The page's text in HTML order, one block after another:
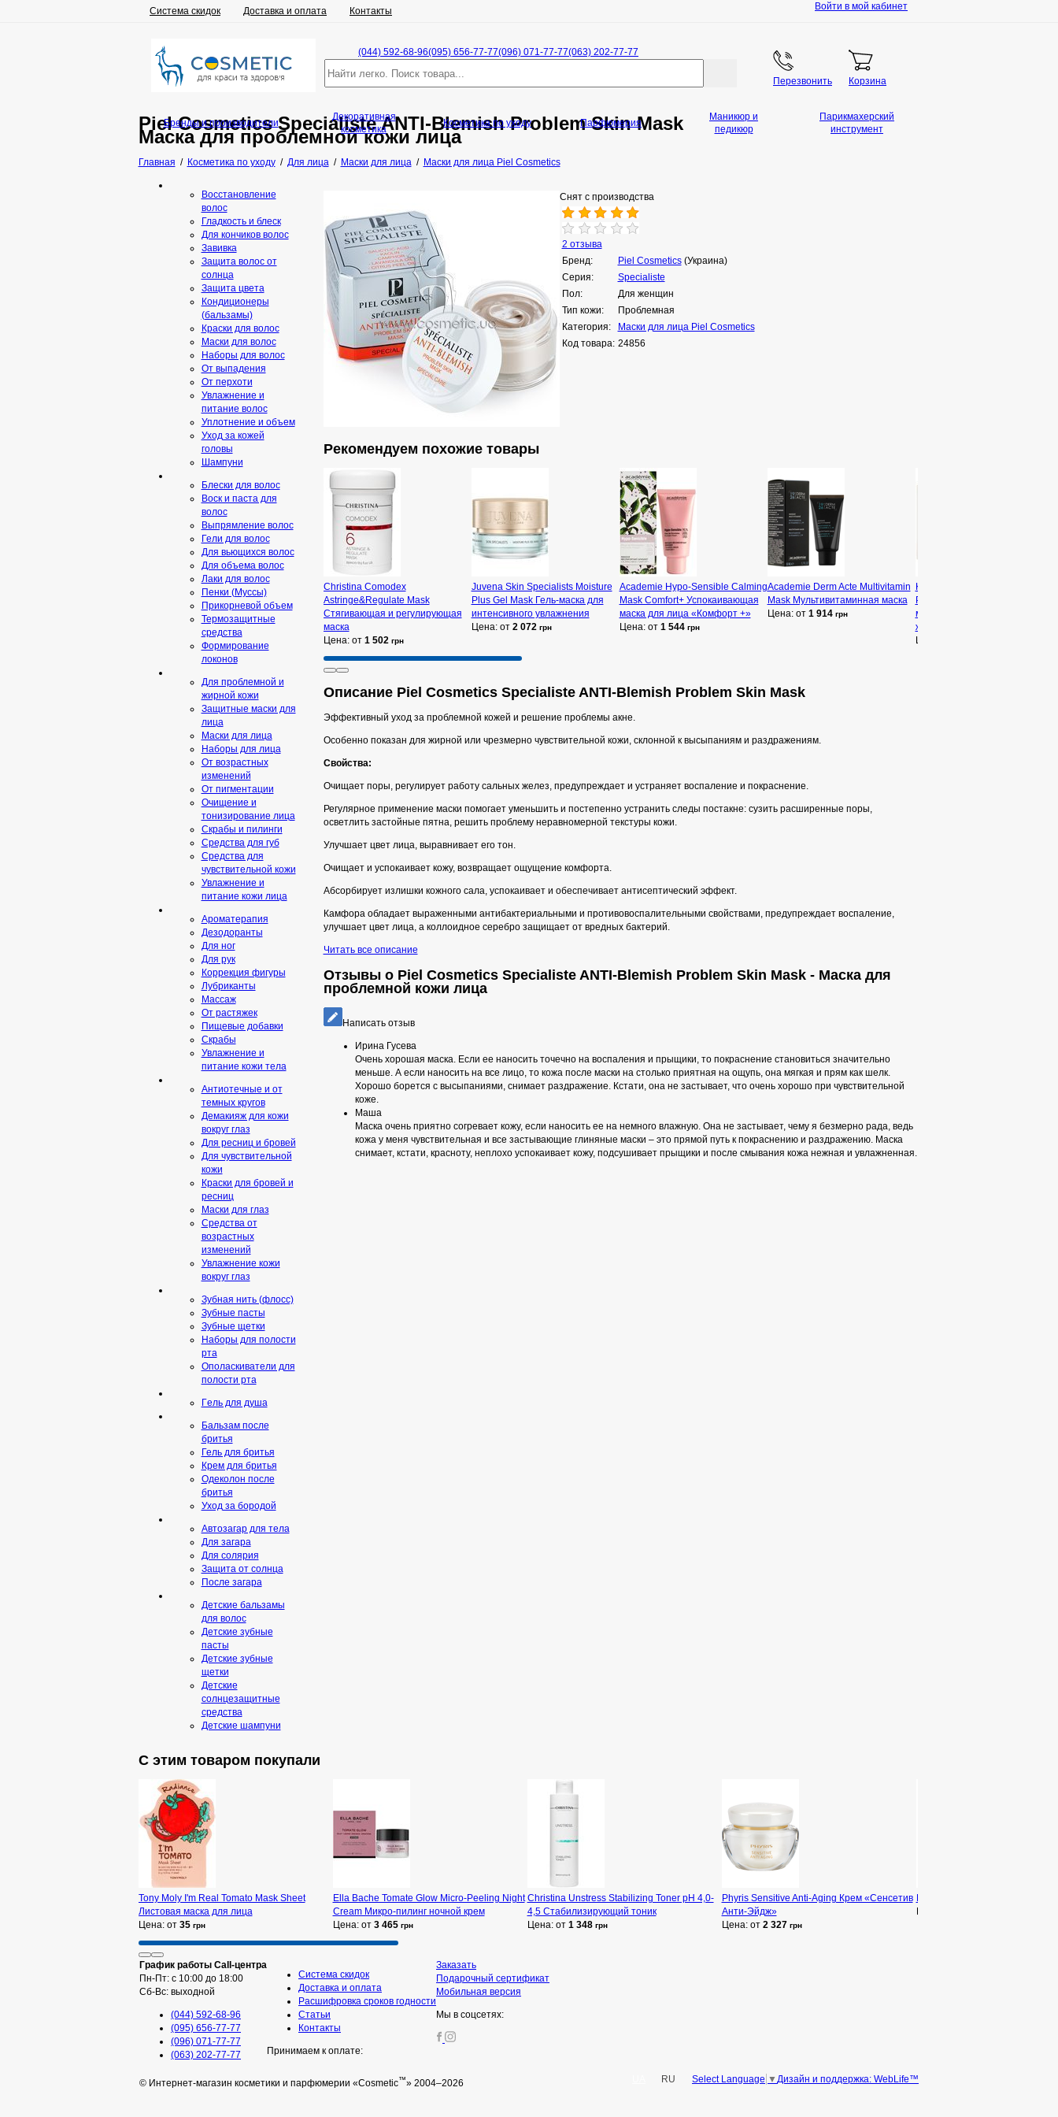
Система скидок Доставка и оплата Контакты Войти в мой кабинет
(044) 592-68-96(095) 656-77-77(096) 071-77-77(063) 202-77-77
Перезвонить Корзина
Piel Cosmetics Specialiste ANTI-Blemish Problem Skin Mask
Маска для проблемной кожи лица
Главная / Косметика по уходу/ Для лица/ Маски для лица/ Маски для лица Piel Cosmetics
Снят с производства
2 отзыва
Бренд:
Piel Cosmetics(Украина)
Серия:
Specialistе
Пол:
Для женщин
Тип кожи:
Проблемная
Категория:
Маски для лица Piel Cosmetics
Код товара: 24856
Рекомендуем похожие товары
Christina Comodex
Astringe&Regulate Mask
Стягивающая и регулирующая
маска
Цена: от 1 502 грн
Juvena Skin Specialists Moisture
Plus Gel Mask Гель-маска для
интенсивного увлажнения
Цена: от 2 072 грн
Academie Hypo-Sensible Calming
Mask Comfort+ Успокаивающая
маска для лица «Комфорт +»
Цена: от 1 544 грн
Academie Derm Acte Multivitamin
Mask Мультивитаминная маска
Цена: от 1 914 грн
Keenwell Biopure Deep-Acting
Purifying Mask Очищающая
маска глубокого действия для
жирной кожи
Цена: от
Описание Piel Cosmetics Specialiste ANTI-Blemish Problem Skin Mask
Эффективный уход за проблемной кожей и решение проблемы акне.
Особенно показан для жирной или чрезмерно чувствительной кожи, склонной к высыпаниям и раздражениям.
Свойства:
Очищает поры, регулирует работу сальных желез, предупреждает и устраняет воспаление и покраснение.
Регулярное применение маски помогает уменьшить и постепенно устранить следы постакне: сузить расширенные поры,
осветлить застойные пятна, решить проблему неравномерной текстуры кожи.
Улучшает цвет лица, выравнивает его тон.
Очищает и успокаивает кожу, возвращает ощущение комфорта.
Абсорбирует излишки кожного сала, успокаивает и обеспечивает антисептический эффект.
Камфора обладает выраженными антибактериальными и противовоспалительными свойствами, предупреждает воспаление,
улучшает цвет лица, а коллоидное серебро защищает от вредных бактерий.
Читать все описание
Отзывы о Piel Cosmetics Specialiste ANTI-Blemish Problem Skin Mask - Маска для
проблемной кожи лица
Написать отзыв
Ирина Гусева
Очень хорошая маска. Если ее наносить точечно на воспаления и прыщики, то покраснение становиться значительно
меньше. А если наносить на все лицо, то кожа после маски на столько приятная на ощупь, она мягкая и прям как шелк.
Хорошо борется с высыпаниями, снимает раздражение. Кстати, она не застывает, что очень хорошо при чувствительной
коже.
Маша
Маска очень приятно согревает кожу, если наносить ее на немного влажную. Она не застывает, чему я безмерно рада, ведь
кожа у меня чувствительная и все застывающие глиняные маски – это прямой путь к покраснению и раздражению. Маска
снимает, кстати, красноту, неплохо успокаивает кожу, подсушивает прыщики и после смывания кожа нежная и увлажненная.
Бренды и производители
Декоративная
косметика
Косметика по уходу Парфюмерия
Маникюр и
педикюр
Парикмахерский
инструмент
Восстановление
волос
Гладкость и блеск
Для кончиков волос
Завивка
Защита волос от
солнца
Защита цвета
Кондиционеры
(бальзамы)
Краски для волос
Маски для волос
Наборы для волос
От выпадения
От перхоти
Увлажнение и
питание волос
Уплотнение и объем
Уход за кожей
головы
Шампуни
Блески для волос
Воск и паста для
волос
Выпрямление волос
Гели для волос
Для вьющихся волос
Для объема волос
Лаки для волос
Пенки (Муссы)
Прикорневой объем
Термозащитные
средства
Формирование
локонов
Для проблемной и
жирной кожи
Защитные маски для
лица
Маски для лица
Наборы для лица
От возрастных
изменений
От пигментации
Очищение и
тонизирование лица
Скрабы и пилинги
Средcтва для губ
Средства для
чувствительной кожи
Увлажнение и
питание кожи лица
Ароматерапия
Дезодоранты
Для ног
Для рук
Коррекция фигуры
Лубриканты
Массаж
От растяжек
Пищевые добавки
Скрaбы
Увлажнение и
питание кожи тела
Антиотечные и от
темных кругов
Демакияж для кожи
вокруг глаз
Для ресниц и бровей
Для чувствительной
кожи
Краски для бровей и
ресниц
Маски для глаз
Средства от
возрастных
изменений
Увлажнение кожи
вокруг глаз
Зубная нить (флосс)
Зубные пасты
Зубные щетки
Наборы для полости
рта
Ополаскиватели для
полости рта
Гeль для душа
Бальзам после
бритья
Гель для бритья
Крем для бритья
Одеколон после
бритья
Уход за бородой
Автозагар для тела
Для загара
Для солярия
Защита от солнца
После загара
Детские бальзамы
для волос
Детские зубные
пасты
Детские зубные
щетки
Детские
солнцезащитные
средства
Детские шампуни
С этим товаром покупали
Tony Moly I'm Real Tomato Mask Sheet
Листовая маска для лица
Цена: от 35 грн
Ella Bache Tomate Glow Micro-Peeling Night
Cream Микро-пилинг ночной крем
Цена: от 3 465 грн
Christina Unstress Stabilizing Toner pH 4,0-
4,5 Стабилизирующий тоник
Цена: от 1 348 грн
Phyris Sensitive Anti-Aging Крем «Сенсетив
Анти-Эйдж»
Цена: от 2 327 грн
График работы Call-центра
Пн-Пт: с 10:00 до 18:00
Сб-Вс: выходной
(044) 592-68-96
(095) 656-77-77
(096) 071-77-77
(063) 202-77-77
Система скидок
Доставка и оплата
Расшифровка сроков годности
Статьи
Контакты
Принимаем к оплате:
Заказать
Подарочный сертификат
Мобильная версия
Мы в соцсетях:
© Интернет-магазин косметики и парфюмерии «Cosmetic™» 2004–2026 Дизайн и поддержка: WebLife™
Select Language ▼
RU